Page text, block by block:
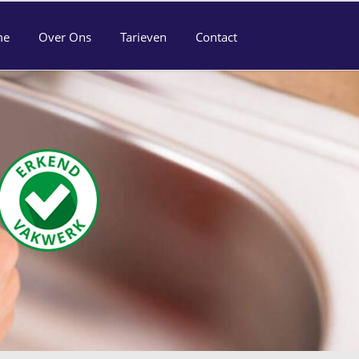
Over Ons Tarieven Contact